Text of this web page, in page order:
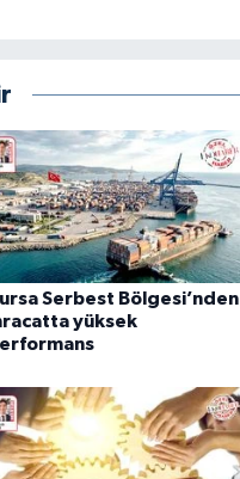
Serbest Bölgesi’nden
yüksek